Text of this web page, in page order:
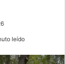
leído